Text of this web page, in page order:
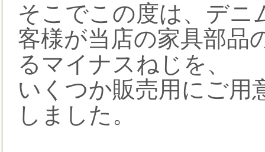
そこでこの度は、デニ
客様が当店の家具部品
るマイナスねじを、
いくつか販売用にご用
しました。